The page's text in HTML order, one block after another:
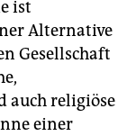
ist
Alternative
Gesellschaft
auch religiöse
einer